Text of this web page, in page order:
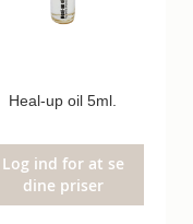
Heal-up oil 5ml.
Log ind for at se
dine priser